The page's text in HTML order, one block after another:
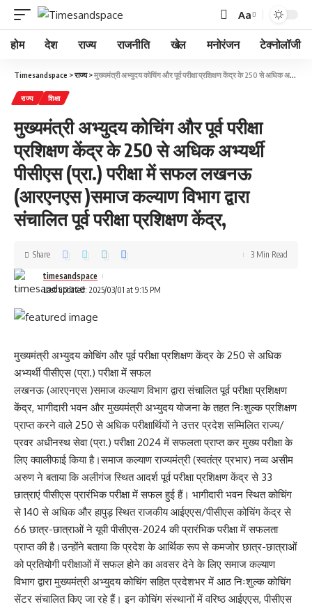
Aa
होम देश राज्य राजनीति खेल मनोरंजन टेक्नोलॉजी
Timesandspace >राज्य>मुख्यमंत्री अभ्युदय कोचिंग और पूर्व परीक्षा प्रशिक्षण केंद्र के 250 से अधिक अभ्यर्थी पीसीएस (प्रा.) परीक्षा में सफल लखनऊ (आरएनएस )समाज कल्याण विभाग द्वारा संचालित पूर्व परीक्षा प्रशिक्षण केंद्र,
राज्य शिक्षा
मुख्यमंत्री अभ्युदय कोचिंग और पूर्व परीक्षा
प्रशिक्षण केंद्र के 250 से अधिक अभ्यर्थी
पीसीएस (प्रा.) परीक्षा में सफल लखनऊ
(आरएनएस )समाज कल्याण विभाग द्वारा
संचालित पूर्व परीक्षा प्रशिक्षण केंद्र,
Last updated: 2025/03/01 at 9:15 PM
timesandspace
Share 3 Min Read
मुख्यमंत्री अभ्युदय कोचिंग और पूर्व परीक्षा प्रशिक्षण केंद्र के 250 से अधिक
अभ्यर्थी पीसीएस (प्रा.) परीक्षा में सफल
लखनऊ (आरएनएस )समाज कल्याण विभाग द्वारा संचालित पूर्व परीक्षा प्रशिक्षण
केंद्र, भागीदारी भवन और मुख्यमंत्री अभ्युदय योजना के तहत निःशुल्क प्रशिक्षण
प्राप्त करने वाले 250 से अधिक परीक्षार्थियों ने उत्तर प्रदेश सम्मिलित राज्य/
प्रवर अधीनस्थ सेवा (प्रा.) परीक्षा 2024 में सफलता प्राप्त कर मुख्य परीक्षा के
लिए क्वालीफाई किया है।समाज कल्याण राज्यमंत्री (स्वतंत्र प्रभार) नव्व असीम
अरुण ने बताया कि अलीगंज स्थित आदर्श पूर्व परीक्षा प्रशिक्षण केंद्र से 33
छात्राएं पीसीएस प्रारंभिक परीक्षा में सफल हुई हैं। भागीदारी भवन स्थित कोचिंग
से 140 से अधिक और हापुड़ स्थित राजकीय आईएएस/पीसीएस कोचिंग केंद्र से
66 छात्र-छात्राओं ने यूपी पीसीएस-2024 की प्रारंभिक परीक्षा में सफलता
प्राप्त की है।उन्होंने बताया कि प्रदेश के आर्थिक रूप से कमजोर छात्र-छात्राओं
को प्रतियोगी परीक्षाओं में सफल होने का अवसर देने के लिए समाज कल्याण
विभाग द्वारा मुख्यमंत्री अभ्युदय कोचिंग सहित प्रदेशभर में आठ निःशुल्क कोचिंग
सेंटर संचालित किए जा रहे हैं। इन कोचिंग संस्थानों में वरिष्ठ आईएएस, पीसीएस